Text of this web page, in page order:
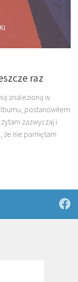
raz
znalezioną w
postanowiłem
zazwyczaj i
że nie pamiętam